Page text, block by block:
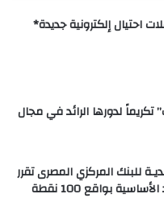
احتيال إلكترونية جديدة*
تكريماً لدورها الرائد في مجال
للبنك المركزي المصرى تقرر
خفض أسعار العائد الأساسية بواقع 100 نقطة